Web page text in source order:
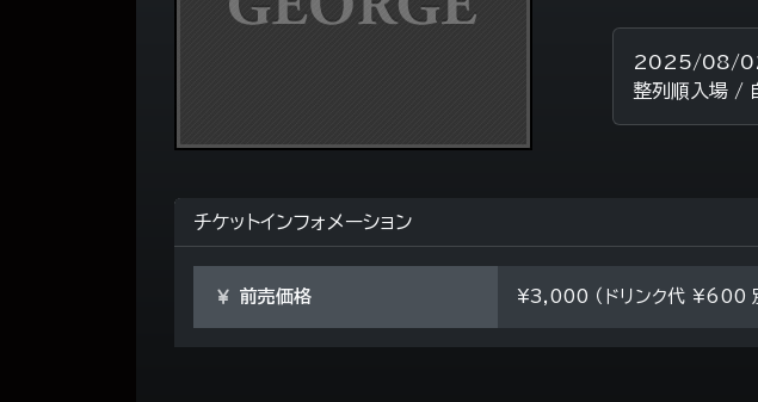
2025/08/02
整列順入場 /
チケットインフォメーション
前売価格 ¥3,000 （ドリンク代 ¥600